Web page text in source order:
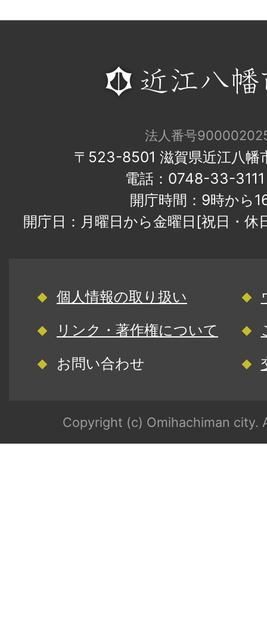
法人番号
〒523-8501 滋賀県近江八幡
電話：0748-33-
開庁時間：9時から
開庁日：月曜日から金曜日[祝日・
個人情報の取り扱い
リンク・著作権について
お問い合わせ
Copyright (c) Omihachiman city.